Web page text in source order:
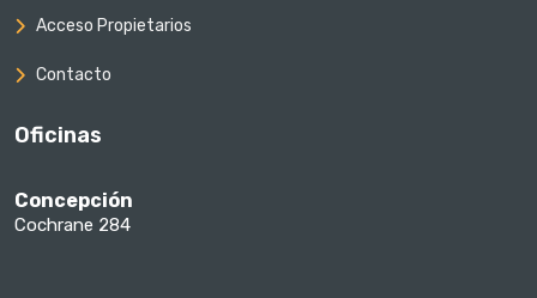
Acceso Propietarios
Contacto
Oficinas
Concepción
Cochrane 284